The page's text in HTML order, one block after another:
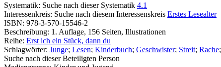
Systematik: Suche nach dieser Systematik 4.1
Interessenkreis: Suche nach diesem Interessenskreis Erstes Lesealter
ISBN: 978-3-570-15546-2
Beschreibung: 1. Auflage, 156 Seiten, Illustrationen
Reihe: Erst ich ein Stück, dann du
Schlagwörter: Junge; Lesen; Kinderbuch; Geschwister; Streit; Rache;
Suche nach dieser Beteiligten Person